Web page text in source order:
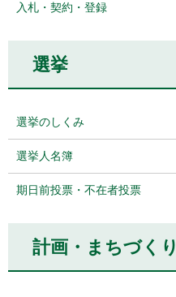
入札・契約・登録
選挙
選挙のしくみ
選挙人名簿
期日前投票・不在者投票
計画・まちづくり